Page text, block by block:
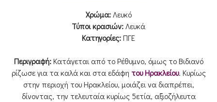
Χρώμα:Λευκό
Τύποι κρασιών:Λευκά
Κατηγορίες:ΠΓΕ
Περιγραφή:Κατάγεται από το Ρέθυμνο, όμως το Βιδιανό
ρίζωσε για τα καλά και στα εδάφη του Ηρακλείου. Κυρίως
στην περιοχή του Ηρακλείου, μοιάζει να διαπρέπει,
δίνοντας, την τελευταία κυρίως 5ετία, αξιοζήλευτα